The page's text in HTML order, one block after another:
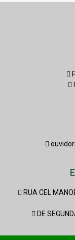
RUA CEL
DE